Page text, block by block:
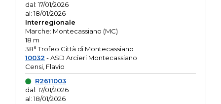
dal: 17/01/2026
al: 18/01/2026
Interregionale
Marche: Montecassiano (MC)
18 m
38° Trofeo Città di Montecassiano
10032 - ASD Arcieri Montecassiano
Censi, Flavio
R2611003
dal: 17/01/2026
al: 18/01/2026